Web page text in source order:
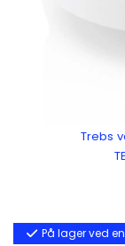
Trebs
På lager ved